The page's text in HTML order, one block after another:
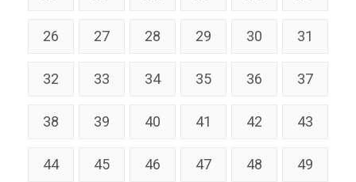
26 27 28 29 30 31
32 33 34 35 36 37
38 39 40 41 42 43
44 45 46 47 48 49